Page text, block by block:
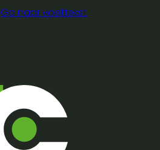
Ga naar voettekst